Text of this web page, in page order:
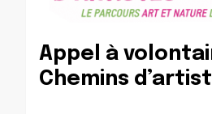
Appel à
Chemins